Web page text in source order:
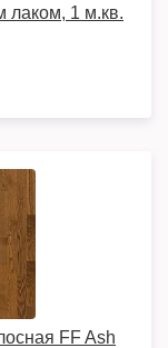
лаком, 1 м.кв.
FF Ash